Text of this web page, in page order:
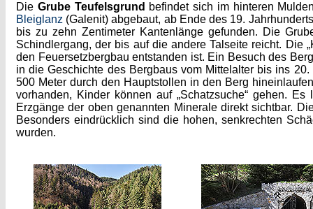
Die Grube Teufelsgrund befindet sich im hinteren
Bleiglanz (Galenit) abgebaut, ab Ende des 19.
bis zu zehn Zentimeter Kantenlänge gefunden. Die
Schindlergang, der bis auf die andere Talseite reicht. Die
den Feuersetzbergbau entstanden ist. Ein Besuch des
in die Geschichte des Bergbaus vom Mittelalter bis ins
500 Meter durch den Hauptstollen in den Berg
vorhanden, Kinder können auf „Schatzsuche“ gehen.
Erzgänge der oben genannten Minerale direkt sichtbar.
Besonders eindrücklich sind die hohen, senkrechten
wurden.